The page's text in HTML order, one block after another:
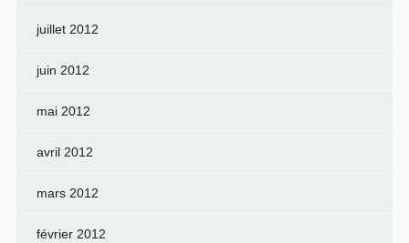
juillet 2012
juin 2012
mai 2012
avril 2012
mars 2012
février 2012